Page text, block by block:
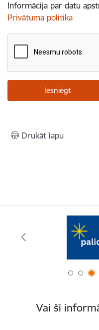
Informācija par datu
Privātuma politika
Drukāt lapu
Vai šī